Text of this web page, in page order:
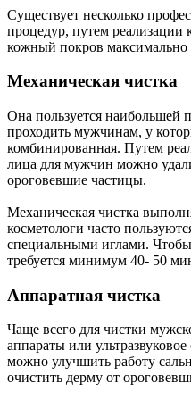
Существует несколько
процедур, путем реализации
кожный покров максимально
Механическая чистка
Она пользуется наибольшей
проходить мужчинам, у
комбинированная. Путем
лица для мужчин можно
ороговевшие частицы.
Механическая чистка
косметологи часто
специальными иглами.
требуется минимум 40- 50
Аппаратная чистка
Чаще всего для чистки
аппараты или
можно улучшить работу
очистить дерму от